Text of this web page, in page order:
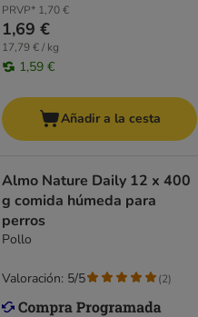
PRVP* 1,70 €
1,69 €
17,79 € / kg
1,59 €
Añadir a la cesta
Almo Nature Daily 12 x 400
g comida húmeda para
perros
Pollo
Valoración: 5/5 (2)